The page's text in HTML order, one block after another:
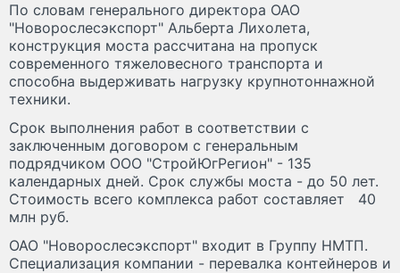
По словам генерального директора ОАО
"Новорослесэкспорт" Альберта Лихолета,
конструкция моста рассчитана на пропуск
современного тяжеловесного транспорта и
способна выдерживать нагрузку крупнотоннажной
техники.
Срок выполнения работ в соответствии с
заключенным договором с генеральным
подрядчиком ООО "СтройЮгРегион" - 135
календарных дней. Срок службы моста - до 50 лет.
Стоимость всего комплекса работ составляет 40
млн руб.
ОАО "Новорослесэкспорт" входит в Группу НМТП.
Специализация компании - перевалка контейнеров и